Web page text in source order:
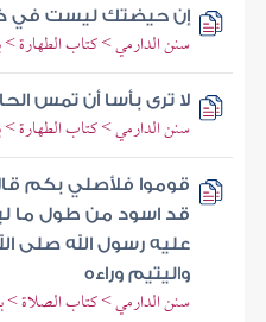
إن حيضتك ليست في
سنن الدارمي > كتاب الطهارة
لا ترى بأسا أن تمس
سنن الدارمي > كتاب الطهارة
قوموا فلأصلي بكم
قد اسود من طول ما
عليه رسول الله صلى
واليتيم وراءه
سنن الدارمي > كتاب